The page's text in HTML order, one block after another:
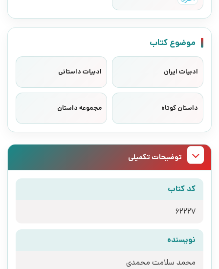
موضوع کتاب
ادبیات ایران ادبیات داستانی
داستان کوتاه مجموعه داستان
توضیحات تکمیلی
کد کتاب
62227
نویسنده
محمد سلامت محمدی